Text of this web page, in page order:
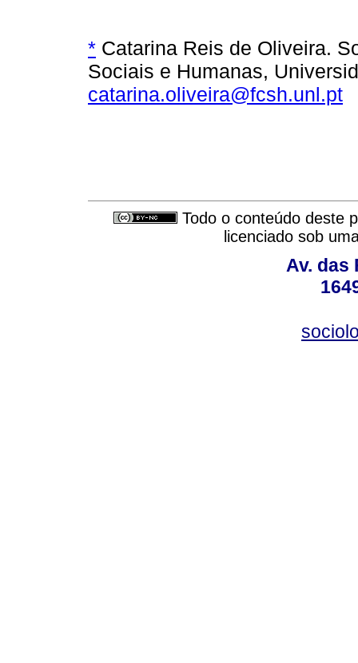
* Catarina Reis de Oliveira.
Sociais e Humanas,
catarina.oliveira@fcsh.unl.pt
Todo o conteúdo deste
licenciado sob
Av. das